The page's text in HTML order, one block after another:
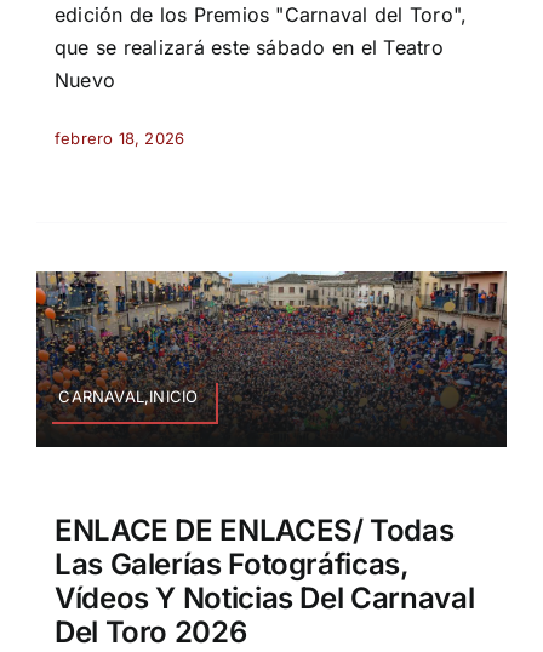
edición de los Premios "Carnaval del Toro",
que se realizará este sábado en el Teatro
Nuevo
febrero 18, 2026
CARNAVAL,INICIO
ENLACE DE ENLACES/ Todas
Las Galerías Fotográficas,
Vídeos Y Noticias Del Carnaval
Del Toro 2026